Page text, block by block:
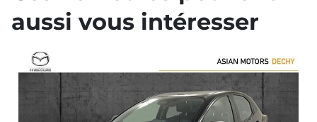
aussi vous intéresser